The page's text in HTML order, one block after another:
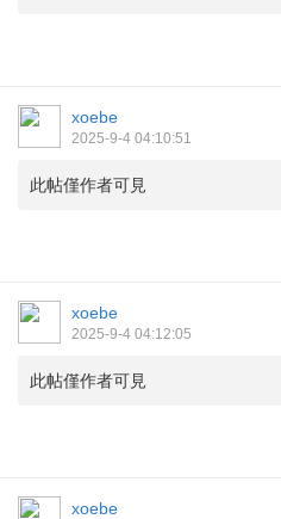
xoebe
2025-9-4 04:10:51
此帖僅作者可見
xoebe
2025-9-4 04:12:05
此帖僅作者可見
xoebe